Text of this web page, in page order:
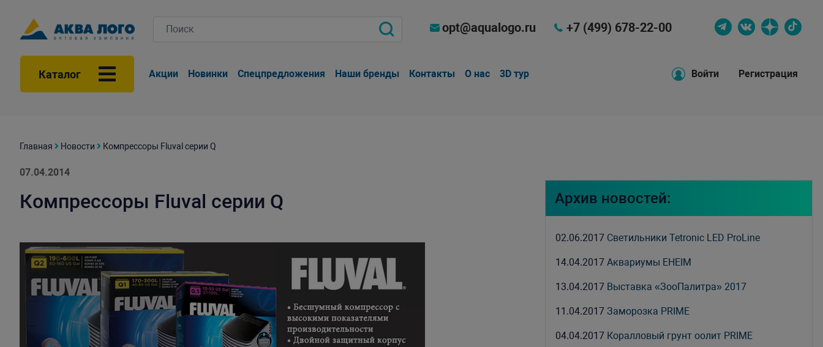
opt@aqualogo.ru +7 (499) 678-22-00
Каталог Акции Новинки Спецпредложения Наши бренды Контакты О нас 3D тур Войти Регистрация
Главная Новости Компрессоры Fluval серии Q
07.04.2014
Компрессоры Fluval серии Q Архив новостей:
02.06.2017 Светильники Tetronic LED ProLine
14.04.2017Аквариумы EHEIM
13.04.2017 Выставка «ЗооПалитра» 2017
11.04.2017Заморозка PRIME
04.04.2017 Коралловый грунт оолит PRIME